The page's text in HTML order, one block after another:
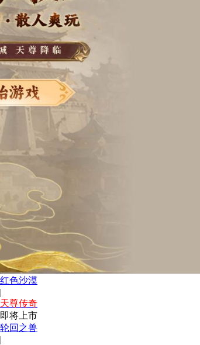
SCS赛事专区
|
坦克世界
|
植物大战僵尸
|
战舰世界
近期新作
龙之剑
|
艾恩葛朗特
幻兽帕鲁1.0
Ac4黑旗重制版
千年奇谭
哥特王朝re
|
回到1.76烧野猪
|
007初露锋芒
红色沙漠
|
天尊传奇
即将上市
轮回之兽
|